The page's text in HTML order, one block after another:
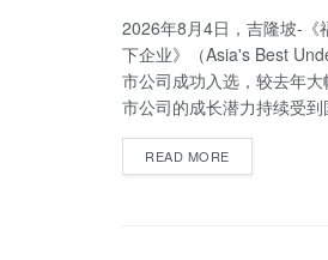
2026年8月4日，吉隆坡-《
下企业》（Asia's Best
市公司成功入选，较去年
市公司的成长潜力持续受到
READ MORE